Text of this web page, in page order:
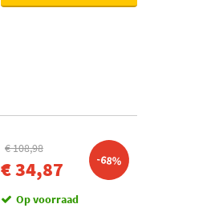
€ 108,98
€ 34,87 -68%
Op voorraad